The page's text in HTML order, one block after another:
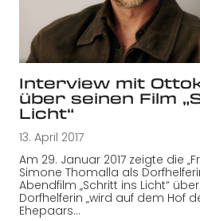
Interview mit
über seinen Film
Licht“
13. April 2017
Am 29. Januar 2017 zeigte die
Simone Thomalla als
Abendfilm „Schritt ins Licht“
Dorfhelferin „wird auf dem Hof
Ehepaars…